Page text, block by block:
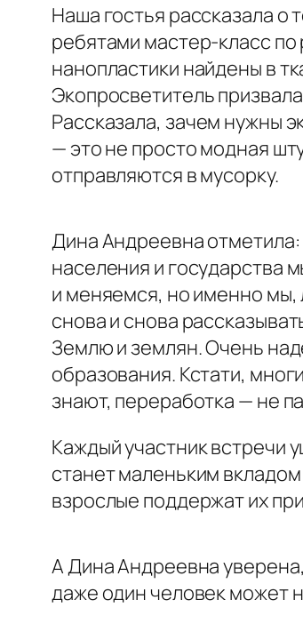
Наша гостья рассказала о
ребятами мастер-класс
нанопластики найдены в
Экопросветитель
Рассказала, зачем нужны
— это не просто модная
отправляются в мусорку.
Дина Андреевна отметила:
населения и государства
и меняемся, но именно мы,
снова и снова
Землю и землян. Очень
образования. Кстати,
знают, переработка — не
Каждый участник встречи
станет маленьким
взрослые поддержат их
А Дина Андреевна
даже один человек может